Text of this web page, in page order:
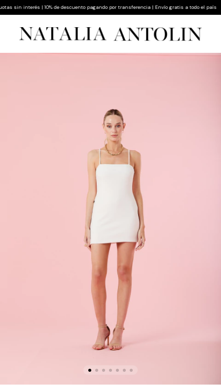
sin interés | 10% de descuento pagando por transferencia | Envío gratis a todo el país